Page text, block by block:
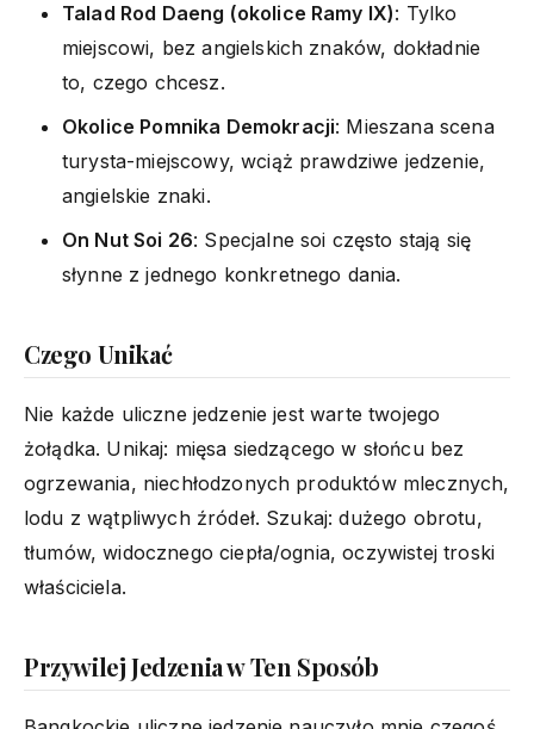
Talad Rod Daeng (okolice Ramy IX): Tylko
miejscowi, bez angielskich znaków, dokładnie
to, czego chcesz.
Okolice Pomnika Demokracji: Mieszana scena
turysta-miejscowy, wciąż prawdziwe jedzenie,
angielskie znaki.
On Nut Soi 26: Specjalne soi często stają się
słynne z jednego konkretnego dania.
Czego Unikać
Nie każde uliczne jedzenie jest warte twojego
żołądka. Unikaj: mięsa siedzącego w słońcu bez
ogrzewania, niechłodzonych produktów mlecznych,
lodu z wątpliwych źródeł. Szukaj: dużego obrotu,
tłumów, widocznego ciepła/ognia, oczywistej troski
właściciela.
Przywilej Jedzenia w Ten Sposób